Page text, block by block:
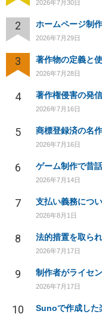
2026年7月30日
2
2026年7月29日
3 著作物の定義と
2026年7月28日
4 著作権侵害の発
2026年7月16日
5
2026年7月16日
6
2026年7月14日
7 支払い義務につ
2026年8月1日
8 法的措置を取ら
2026年7月17日
9
2026年7月17日
10 Sunoで作成した